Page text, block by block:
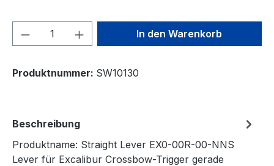
Produkt Anzahl: Gib denIn den Warenkorb
Produktnummer: SW10130
Beschreibung
Produktname: Straight Lever EX0-00R-00-NNS
Lever für Excalibur Crossbow-Trigger gerade